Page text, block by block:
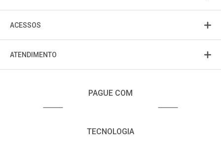
ACESSOS
ATENDIMENTO
PAGUE COM
TECNOLOGIA